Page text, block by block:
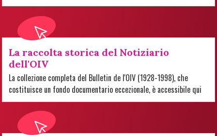
La raccolta storica del Notiziario
dell'OIV
La collezione completa del Bulletin de l'OIV (1928-1998), che
costituisce un fondo documentario eccezionale, è accessibile qui